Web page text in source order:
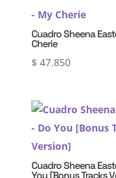
Cuadro Sheena
Cherie
$ 47.850
Cuadro Sheena
You [Bonus Tracks